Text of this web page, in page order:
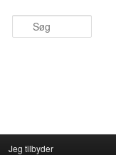
Jeg tilbyder